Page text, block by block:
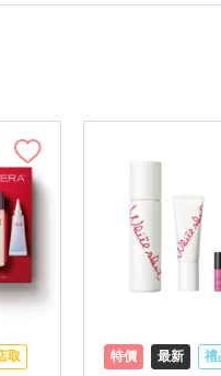
取
特價 最新
禮